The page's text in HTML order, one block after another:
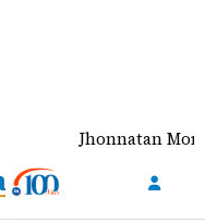
Jhonnatan Mora se